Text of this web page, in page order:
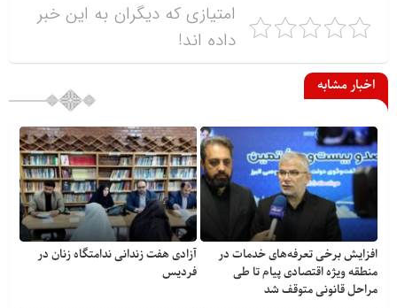
امتیازی که دیگران به این خبر
داده اند!
اخبار مشابه
افزایش برخی تعرفه‌های خدمات در
منطقه ویژه اقتصادی پیام تا طی
مراحل قانونی متوقف شد
آزادی هفت زندانی ندامتگاه زنان در
فردیس